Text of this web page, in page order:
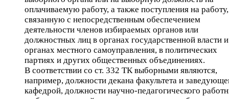
оплачиваемую работу, а также поступления на работу,
связанную с непосредственным обеспечением
деятельности членов избираемых органов или
должностных лиц в органах государственной власти и
органах местного самоуправления, в политических
партиях и других общественных объединениях.
В соответствии со ст. 332 ТК выборными являются,
например, должности декана факультета и
кафедрой, должности научно-педагогического